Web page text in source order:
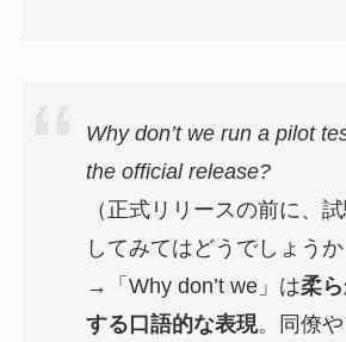
Why don’t we run a pilot
the official release?
（正式リリースの前に、
してみてはどうでしょうか
→「Why don’t we」は柔
する口語的な表現。同僚